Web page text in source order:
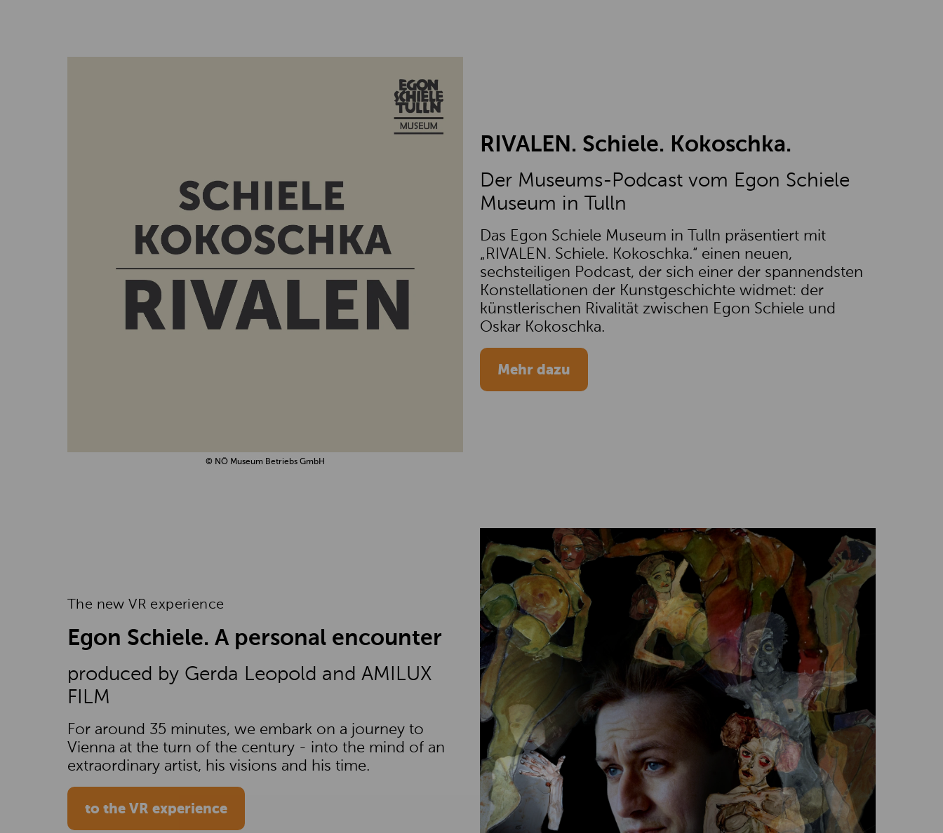
© NÖ Museum Betriebs GmbH
RIVALEN. Schiele. Kokoschka.
Der Museums-Podcast vom Egon Schiele
Museum in Tulln
Das Egon Schiele Museum in Tulln präsentiert mit
„RIVALEN. Schiele. Kokoschka.“ einen neuen,
sechsteiligen Podcast, der sich einer der spannendsten
Konstellationen der Kunstgeschichte widmet: der
künstlerischen Rivalität zwischen Egon Schiele und
Oskar Kokoschka.
Mehr dazu
The new VR experience
Egon Schiele. A personal encounter
produced by Gerda Leopold and AMILUX
FILM
For around 35 minutes, we embark on a journey to
Vienna at the turn of the century - into the mind of an
extraordinary artist, his visions and his time.
to the VR experience